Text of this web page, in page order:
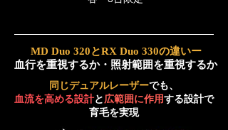
MD Duo 320とRX Duo 330の違いー
血行を重視するか・照射範囲を重視するか
同じデュアルレーザーでも、
血流を高める設計と広範囲に作用する設計で
育毛を実現